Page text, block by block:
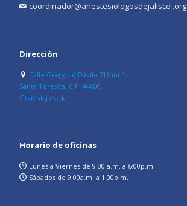
coordinador@anestesiologosdejalisco .org
Dirección
Calle Gregorio Dávila 716 int 1,
Santa Teresita, C.P. 44600
Guadalajara, Jal.
Horario de oficinas
Lunes a Viernes de 9:00 a.m. a 6:00p.m.
Sábados de 9:00a.m. a 1:00p.m.